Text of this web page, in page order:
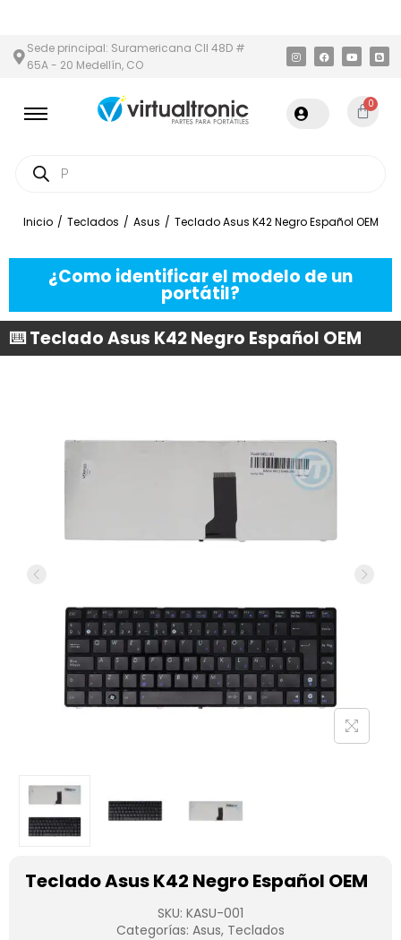
Sede principal: Suramericana Cll 48D #
65A - 20 Medellín, CO
0
Inicio / Teclados / Asus / Teclado Asus K42 Negro Español OEM
¿Como identificar el modelo de un
portátil?
⌨️ Teclado Asus K42 Negro Español OEM
Teclado Asus K42 Negro Español OEM
SKU: KASU-001
Categorías: Asus, Teclados